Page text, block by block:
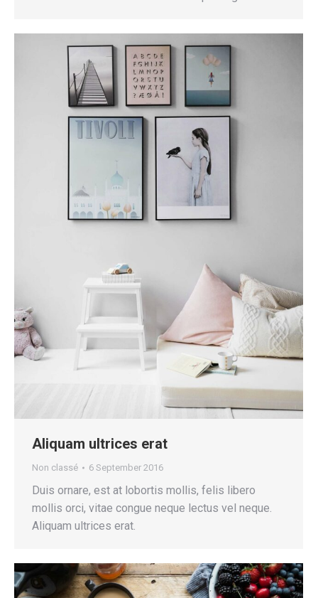
Aliquam ultrices erat
Non classé 6 September 2016
Duis ornare, est at lobortis mollis, felis libero
mollis orci, vitae congue neque lectus vel neque.
Aliquam ultrices erat.